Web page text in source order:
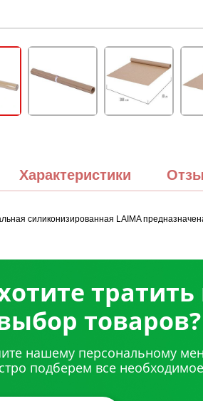
Характеристики
силиконизированная LAIMA
товаров?
нашему персональному
подберем все